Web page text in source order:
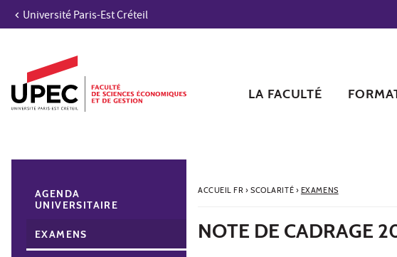
Aller au contenu
Accès directs
Recherche
Navigation secondaire
Université Paris-Est Créteil
LA FACULTÉ
ACCUEIL FR› SCOLARITÉ › EXAMENS
NOTE DE CADRAGE
AGENDA
UNIVERSITAIRE
EXAMENS